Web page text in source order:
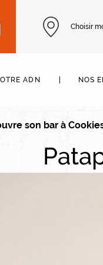
Choisir
ADN NOS
son bar à